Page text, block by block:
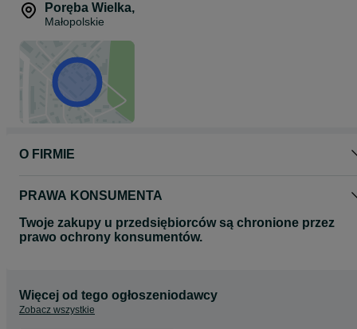
Poręba Wielka,
Małopolskie
O FIRMIE
PRAWA KONSUMENTA
Twoje zakupy u przedsiębiorców są chronione przez
prawo ochrony konsumentów.
Więcej od tego ogłoszeniodawcy
Zobacz wszystkie